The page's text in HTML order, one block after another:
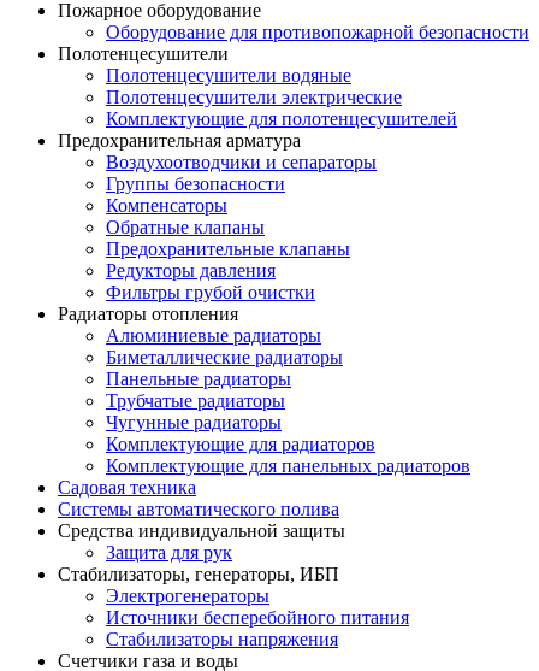
Пожарное оборудование
Оборудование для противопожарной безопасности
Полотенцесушители
Полотенцесушители водяные
Полотенцесушители электрические
Комплектующие для полотенцесушителей
Предохранительная арматура
Воздухоотводчики и сепараторы
Группы безопасности
Компенсаторы
Обратные клапаны
Предохранительные клапаны
Редукторы давления
Фильтры грубой очистки
Радиаторы отопления
Алюминиевые радиаторы
Биметаллические радиаторы
Панельные радиаторы
Трубчатые радиаторы
Чугунные радиаторы
Комплектующие для радиаторов
Комплектующие для панельных радиаторов
Садовая техника
Системы автоматического полива
Средства индивидуальной защиты
Защита для рук
Стабилизаторы, генераторы, ИБП
Электрогенераторы
Источники бесперебойного питания
Стабилизаторы напряжения
Счетчики газа и воды